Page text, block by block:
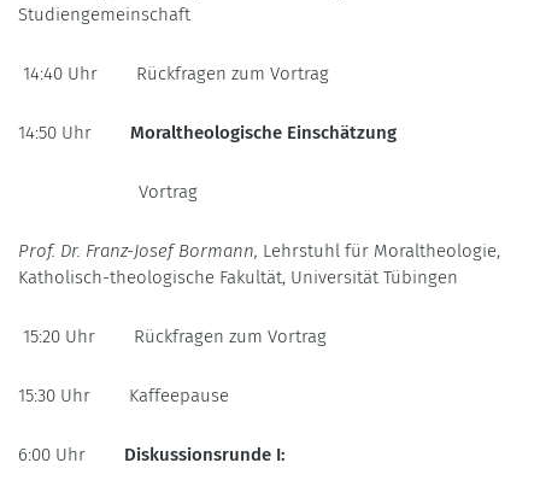
Studiengemeinschaft
14:40 Uhr Rückfragen zum Vortrag
14:50 Uhr Moraltheologische Einschätzung
Vortrag
Prof. Dr. Franz-Josef Bormann, Lehrstuhl für Moraltheologie,
Katholisch-theologische Fakultät, Universität Tübingen
15:20 Uhr Rückfragen zum Vortrag
15:30 Uhr Kaffeepause
6:00 Uhr Diskussionsrunde I: